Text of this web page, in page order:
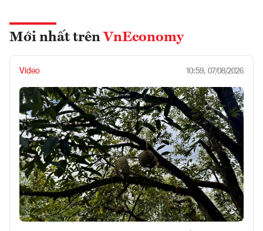
Mới nhất trên VnEconomy
Video 10:59, 07/08/2026